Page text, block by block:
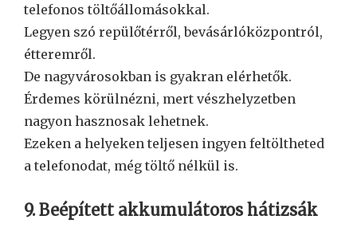
telefonos töltőállomásokkal.
Legyen szó repülőtérről, bevásárlóközpontról,
étteremről.
De nagyvárosokban is gyakran elérhetők.
Érdemes körülnézni, mert vészhelyzetben
nagyon hasznosak lehetnek.
Ezeken a helyeken teljesen ingyen feltöltheted
a telefonodat, még töltő nélkül is.
9. Beépített akkumulátoros hátizsák